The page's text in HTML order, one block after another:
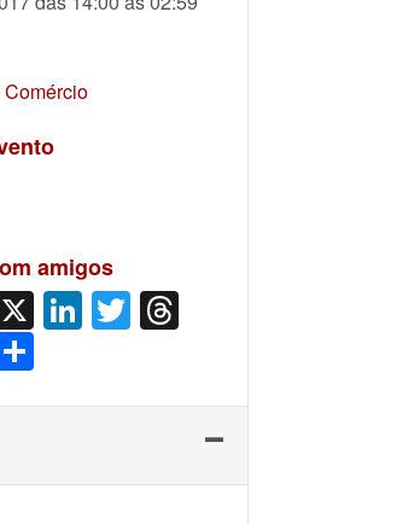
amigos
X LinkedIn
Twitter